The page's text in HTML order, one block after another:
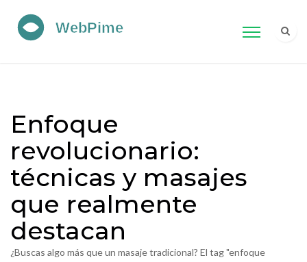
Enfoque
revolucionario:
técnicas y masajes
que realmente
destacan
¿Buscas algo más que un masaje tradicional? El tag "enfoque